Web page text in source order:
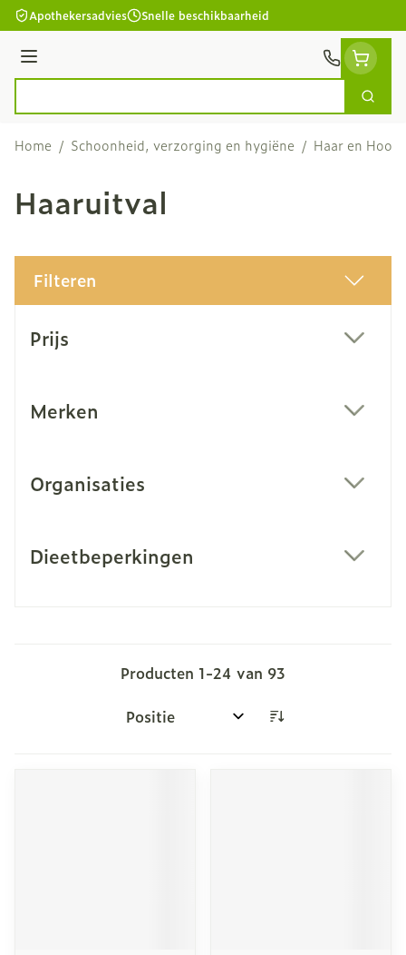
Ga naar de inhoud
Apothekersadvies Snelle beschikbaarheid
Menu
Zoek
Home / Schoonheid, verzorging en hygiëne / Haar en Hoofd
Haaruitval
Filteren
Prijs
Merken
Organisaties
Dieetbeperkingen
Producten 1-24 van 93
Sorteer op: